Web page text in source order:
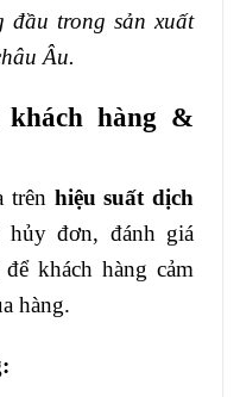
đầu trong sản xuất
Âu.
hàng &
trên hiệu suất dịch
đơn, đánh giá
khách hàng cảm
hàng.